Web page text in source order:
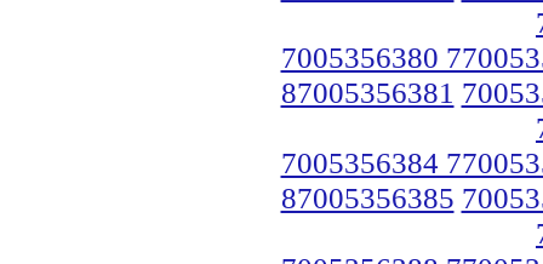
7005356380
87005356381
7005356384
87005356385